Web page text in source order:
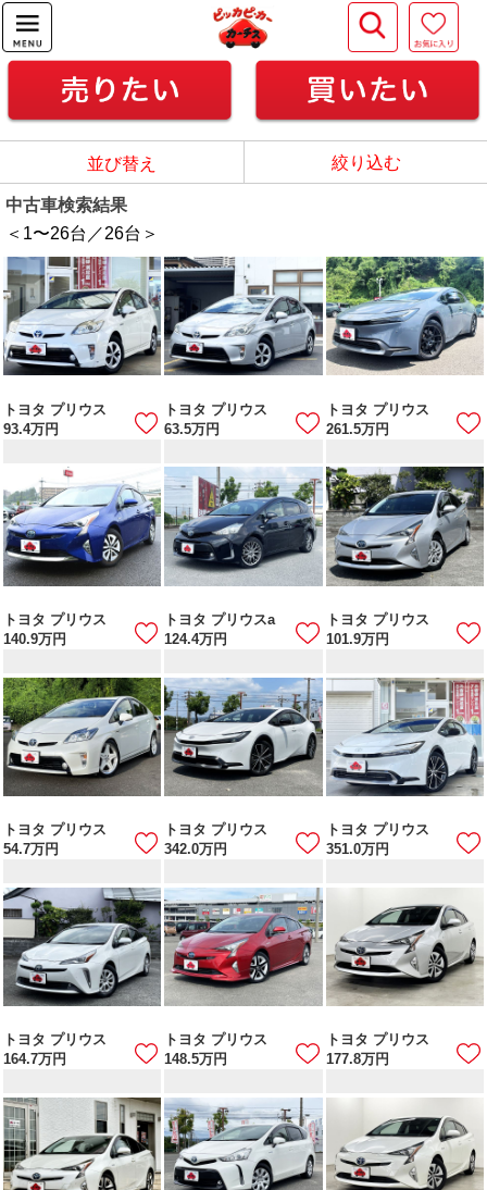
並び替え 絞り込む
中古車検索結果
＜1〜26台／26台＞
トヨタ プリウス
93.4万円
トヨタ プリウス
63.5万円
トヨタ プリウス
261.5万円
トヨタ プリウス
140.9万円
トヨタ プリウスa
124.4万円
トヨタ プリウス
101.9万円
トヨタ プリウス
54.7万円
トヨタ プリウス
342.0万円
トヨタ プリウス
351.0万円
トヨタ プリウス
164.7万円
トヨタ プリウス
148.5万円
トヨタ プリウス
177.8万円